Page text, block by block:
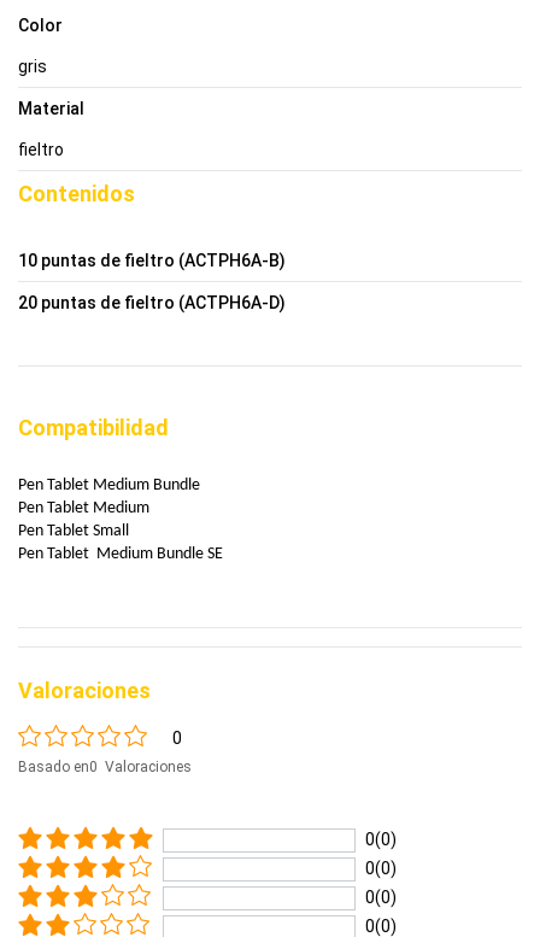
Color
gris
Material
fieltro
Contenidos
10 puntas de fieltro (ACTPH6A-B)
20 puntas de fieltro (ACTPH6A-D)
Compatibilidad
Pen Tablet Medium Bundle
Pen Tablet Medium
Pen Tablet Small
Pen Tablet Medium Bundle SE
Valoraciones
0
Basado en0 Valoraciones
0(0)
0(0)
0(0)
0(0)